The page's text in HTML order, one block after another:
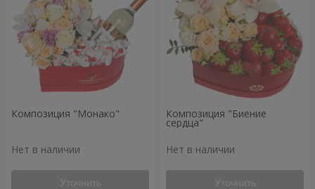
Композиция "Монако"
Нет в наличии
Уточнить
Композиция "Биение
сердца"
Нет в наличии
Уточнить